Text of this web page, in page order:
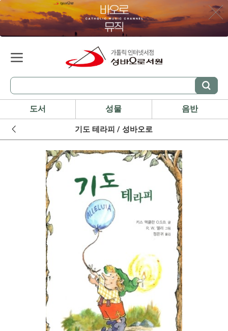
도서 성물 음반
기도 테라피 / 성바오로